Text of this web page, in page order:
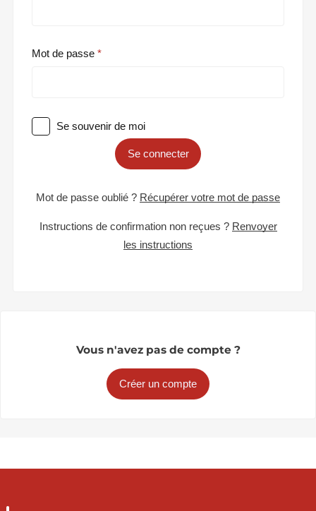
Mot de passe
Se souvenir de moi
Se connecter
Mot de passe oublié ? Récupérer votre mot de passe
Instructions de confirmation non reçues ? Renvoyer
les instructions
Vous n'avez pas de compte ?
Créer un compte